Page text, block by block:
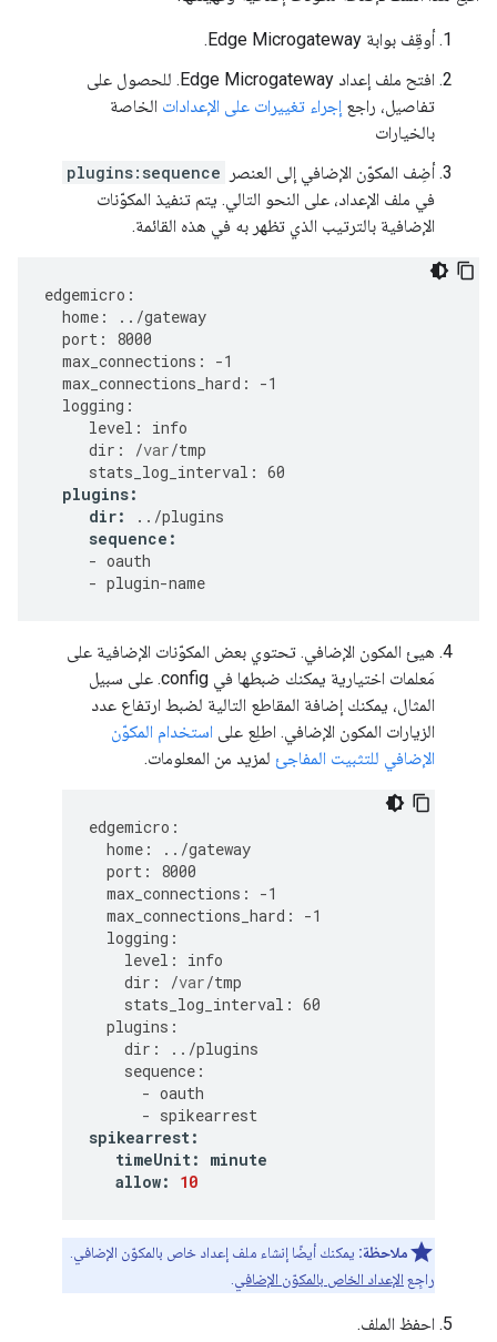
أوقِف بوابة Edge Microgateway.
افتح ملف إعداد Edge Microgateway. للحصول على
تفاصيل، راجع إجراء تغييرات على الإعدادات الخاصة
بالخيارات
أضِف المكوّن الإضافي إلى العنصر
plugins:sequence
في ملف الإعداد، على النحو التالي. يتم تنفيذ المكوّنات
الإضافية بالترتيب الذي تظهر به في هذه القائمة.
edgemicro :
home : ../gateway
port :
8000
max_connections : -1
max_connections_hard : -1
logging :
level :
info
dir : /var/tmp
stats_log_interval : 60
plugins:
dir: ../plugins
sequence :
- oauth
- plugin-name
هيئ المكون الإضافي. تحتوي بعض المكوّنات الإضافية على
مَعلمات اختيارية يمكنك ضبطها في config. على سبيل
المثال، يمكنك إضافة المقاطع التالية لضبط ارتفاع عدد
الزيارات المكون الإضافي. اطلِع على استخدام المكوّن
الإضافي للتثبيت المفاجئ لمزيد من المعلومات.
edgemicro :
home : ../gateway
port :
8000
max_connections : -1
max_connections_hard : -1
logging :
level :
info
dir : /var/tmp
stats_log_interval : 60
plugins :
dir : ../plugins
sequence :
- oauth
- spikearrest
spikearrest:
timeUnit:
minute
allow: 10
ملاحظة: يمكنك أيضًا إنشاء ملف إعداد خاص بالمكوّن الإضافي.
راجِع الإعداد الخاص بالمكوّن الإضافي
احفظ الملف.